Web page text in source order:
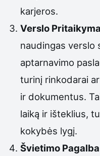
karjeros.
Verslo
naudingas verslo
aptarnavimo
turinį rinkodarai
ir dokumentus.
laiką ir išteklius,
kokybės lygį.
Švietimo